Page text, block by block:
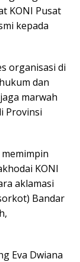
KONI Pusat
kepada
organisasi di
dan
marwah
Provinsi
KONI
aklamasi
Bandar
Eva Dwiana